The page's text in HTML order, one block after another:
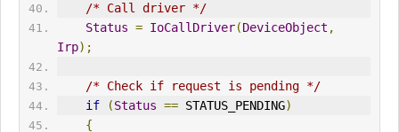
/* Call driver */
Status = IoCallDriver(DeviceObject ,
Irp);
/* Check if request is pending */
if
(Status == STATUS_PENDING)
{